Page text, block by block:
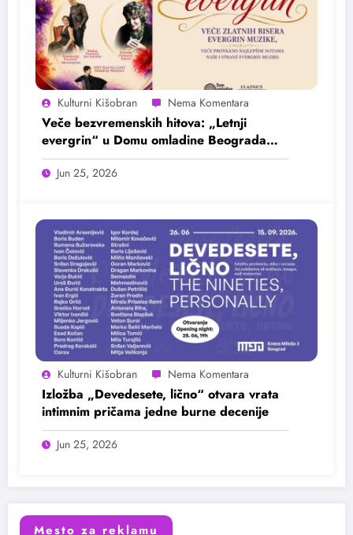
Kulturni Kišobran
Veče bezvremenskih hitova: „Letnji
evergrin“ u Domu omladine Beograda
25. juna
Jun 25, 2026
Kulturni Kišobran
Izložba „Devedesete, lično“ otvara vrata
intimnim pričama jedne burne decenije
Jun 25, 2026
Mesto za reklamu